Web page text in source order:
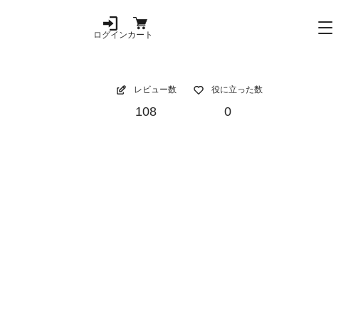
ログインカート
レビュー数
108
役に立った数
0